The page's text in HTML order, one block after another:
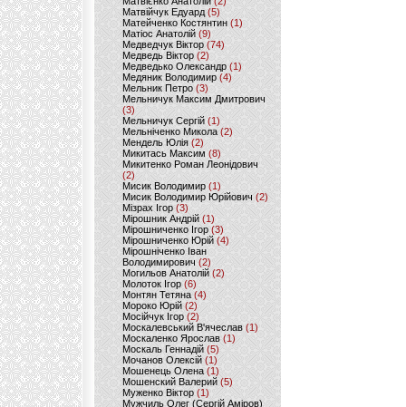
Матвійчук Едуард(5)
Матейченко Костянтин (1)
Матіос Анатолій (9)
Медведчук Віктор(74)
Медведь Віктор (2)
Медведько Олександр (1)
Медяник Володимир(4)
Мельник Петро (3)
Мельничук Максим Дмитрович
(3)
Мельничук Сергій (1)
Мельніченко Микола (2)
Мендель Юлія (2)
Микитась Максим (8)
Микитенко Роман Леонідович
(2)
Мисик Володимир (1)
Мисик Володимир Юрійович(2)
Мізрах Ігор(3)
Мірошник Андрій(1)
Мірошниченко Ігор (3)
Мірошниченко Юрій(4)
Мірошніченко Іван
Володимирович (2)
Могильов Анатолій (2)
Молоток Ігор (6)
Монтян Тетяна (4)
Мороко Юрій(2)
Мосійчук Ігор (2)
Москалевський В'ячеслав (1)
Москаленко Ярослав (1)
Москаль Геннадій (5)
Мочанов Олексій(1)
Мошенець Олена(1)
Мошенский Валерий (5)
Муженко Віктор (1)
Мужчиль Олег (Сергій Аміров)